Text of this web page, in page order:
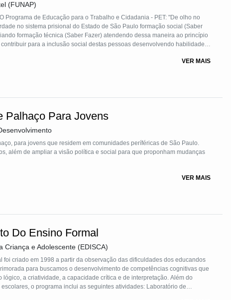
(FUNAP)
Programa de Educação para o Trabalho e Cidadania - PET: "De olho no
no sistema prisional do Estado de São Paulo formação social (Saber
formação técnica (Saber Fazer) atendendo dessa maneira ao princípio
para a inclusão social destas pessoas desenvolvendo habilidades
VER MAIS
Palhaço Para Jovens
para jovens que residem em comunidades períféricas de São Paulo.
além de ampliar a visão política e social para que proponham mudanças
VER MAIS
Do Ensino Formal
Criança e Adolescente (EDISCA)
foi criado em 1998 a partir da observação das dificuldades dos educandos
para buscamos o desenvolvimento de competências cognitivas que
a criatividade, a capacidade crítica e de interpretação. Além do
o programa inclui as seguintes atividades: Laboratório de